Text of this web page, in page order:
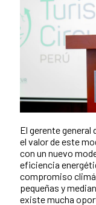
El gerente general
el valor de este
con un nuevo
eficiencia
compromiso
pequeñas y
existe mucha